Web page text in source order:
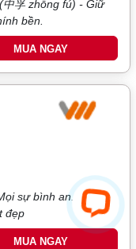
中孚 zhōng fú) - Giữ
bền.
MUA NGAY
sự bình an. Xử thế
đẹp
MUA NGAY